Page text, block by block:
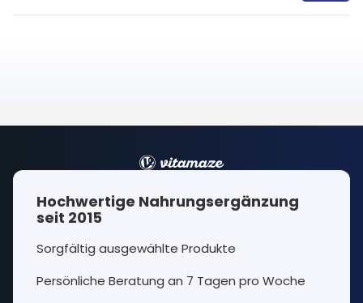
Hochwertige Nahrungsergänzung
seit 2015
Sorgfältig ausgewählte Produkte
Persönliche Beratung an 7 Tagen pro Woche